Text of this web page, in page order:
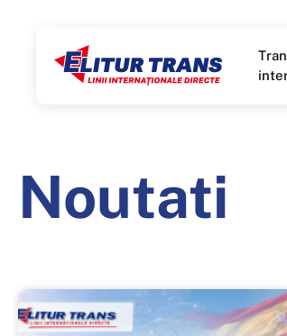
Noutati